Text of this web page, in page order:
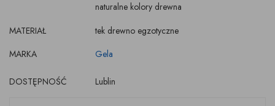
naturalne kolory drewna
MATERIAŁ
tek drewno egzotyczne
MARKA
Gela
DOSTĘPNOŚĆ Lublin